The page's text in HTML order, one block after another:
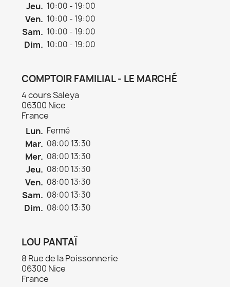
Jeu. 10:00 - 19:00
Ven. 10:00 - 19:00
Sam. 10:00 - 19:00
Dim. 10:00 - 19:00
COMPTOIR FAMILIAL - LE MARCHÉ
4 cours Saleya
06300 Nice
France
Lun. Fermé
Mar. 08:00 13:30
Mer. 08:00 13:30
Jeu. 08:00 13:30
Ven. 08:00 13:30
Sam. 08:00 13:30
Dim. 08:00 13:30
LOU PANTAÏ
8 Rue de la Poissonnerie
06300 Nice
France